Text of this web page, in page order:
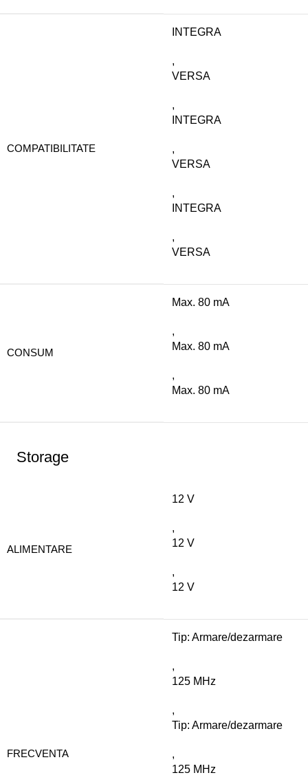
COMPATIBILITATE
INTEGRA
,
VERSA
,
INTEGRA
,
VERSA
,
INTEGRA
,
VERSA
CONSUM
Max. 80 mA
,
Max. 80 mA
,
Max. 80 mA
Storage
ALIMENTARE
12 V
,
12 V
,
12 V
FRECVENTA
Tip: Armare/dezarmare
,
125 MHz
,
Tip: Armare/dezarmare
,
125 MHz